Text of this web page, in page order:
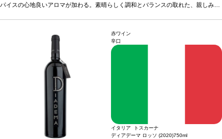
性も抜群で、瞑想にぴったりのワインでもあります。葡萄品種ネグロアマーロ、
パイスの心地良いアロマが加わる。素晴らしく調和とバランスの取れた、親しみや
性も抜群で、瞑想にぴったりのワインでもあります。
メルロー、プリミティーヴォ
*本ヴィンテージが在庫切れの場合、在庫があり価格
が同様の場合は自動的に次のヴィンテージに変更されます、ご了承ください。
赤ワイン
辛口
イタリア トスカーナ
ディアデーマ ロッソ (2020)750ml